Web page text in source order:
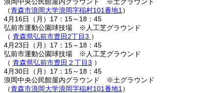
（青森市浪岡大学浪岡字稲村101番地1 ）
4月16日（月）17：15～18：45
弘前市運動公園球技場 ※人工芝グラウンド
（ 青森県弘前市豊田2丁目3 ）
4月23日（月）17：15～18：45
弘前市運動公園球技場 ※人工芝グラウンド
（ 青森県弘前市豊田２丁目3 ）
4月30日（月）17：15～18：45
浪岡中央公民館屋内グラウンド ※土グラウンド
（青森市浪岡大学浪岡字稲村101番地1 ）